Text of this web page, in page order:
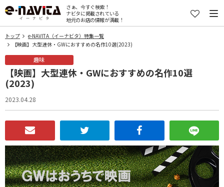
さぁ、今すぐ検索！
ナビタに掲載されている
地元のお店の情報が満載！
トップ
e-NAVITA（イーナビタ）特集一覧
【映画】大型連休・GWにおすすめの名作10選(2023)
趣味
【映画】大型連休・GWにおすすめの名作10選
(2023)
2023.04.28